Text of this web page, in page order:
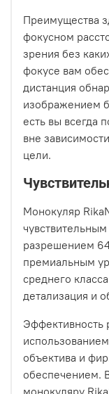
Преимущества
фокусном
зрения без
фокусе вам
дистанция
изображением
есть вы всегда
вне
цели.
Монокуляр
разрешением
премиальным
среднего
детализация и
Эффективность
объектива и
обеспечением.